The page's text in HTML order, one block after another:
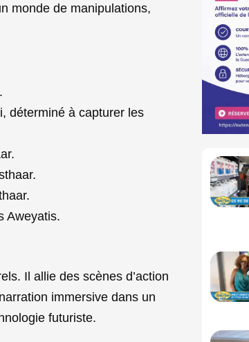
monde de manipulations,
déterminé à capturer les
Aweyatis.
Il allie des scènes d’action
immersive dans un
futuriste.